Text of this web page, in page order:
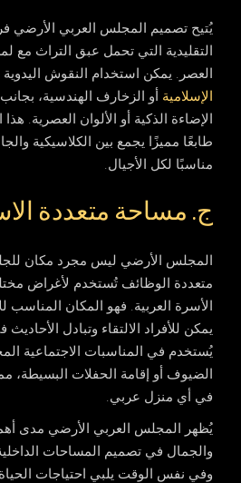
يُتيح تصميم المجلس العربي الأرضي
التقليدية التي تحمل عبق التراث
العصر. يمكن استخدام النقوش اليدوية
الإسلامية أو الزخارف الهندسية،
الإضاءة الذكية أو الألوان العصرية.
طابعًا مميزًا يجمع بين الكلاسيكية
مناسبًا لكل الأجيال.
ج. مساحة متعددة
المجلس الأرضي ليس مجرد مكان
متعددة الوظائف تُستخدم لأغراض
الأسرة العربية. فهو المكان المناسب
يمكن للأفراد الالتقاء وتبادل
يُستخدم في المناسبات الاجتماعية
الضيوف أو إقامة الحفلات البسيطة،
في أي منزل عربي.
يُظهر المجلس العربي الأرضي مدى
والجمال في تصميم المساحات
وفي نفس الوقت يلبي احتياجات الحياة